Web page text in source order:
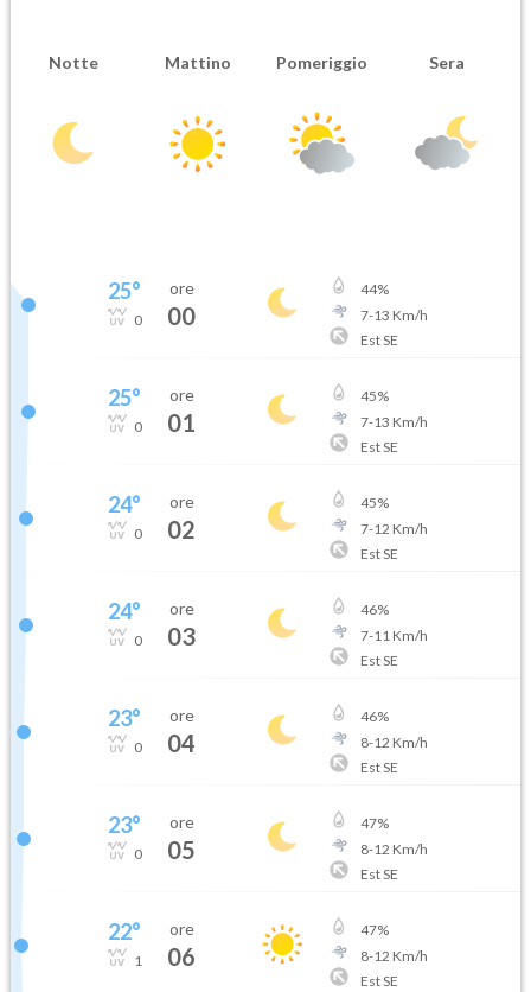
Notte Mattino Pomeriggio Sera
25°
0
ore
00
44%
7-13 Km/h
Est SE
25°
0
ore
01
45%
7-13 Km/h
Est SE
24°
0
ore
02
45%
7-12 Km/h
Est SE
24°
0
ore
03
46%
7-11 Km/h
Est SE
23°
0
ore
04
46%
8-12 Km/h
Est SE
23°
0
ore
05
47%
8-12 Km/h
Est SE
22°
1
ore
06
47%
8-12 Km/h
Est SE